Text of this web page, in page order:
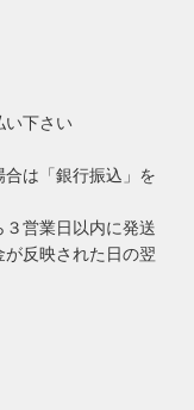
い下さい
は「銀行振込」を
営業日以内に発送
反映された日の翌